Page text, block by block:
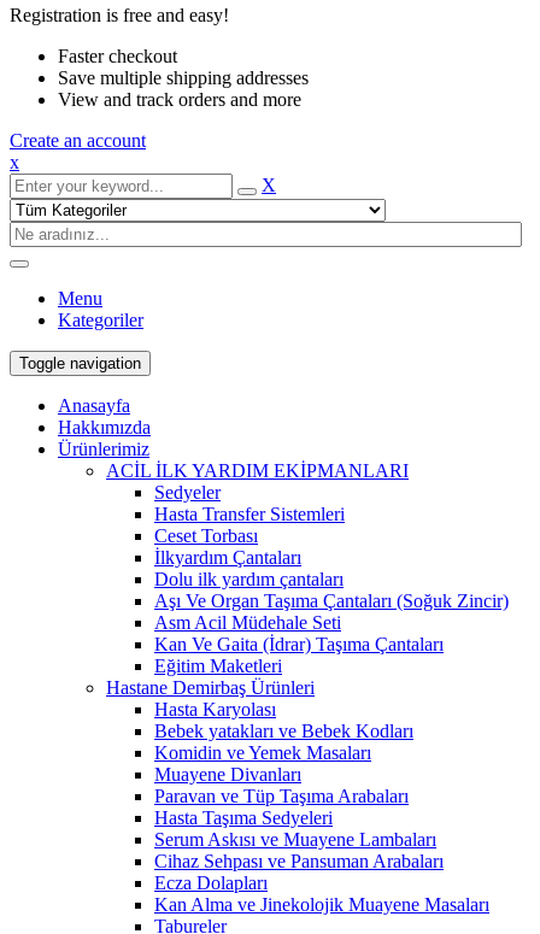
Registration is free and easy!
Faster checkout
Save multiple shipping addresses
View and track orders and more
Create an account
x
X
Menu
Kategoriler
Toggle navigation
Anasayfa
Hakkımızda
Ürünlerimiz
ACİL İLK YARDIM EKİPMANLARI
Sedyeler
Hasta Transfer Sistemleri
Ceset Torbası
İlkyardım Çantaları
Dolu ilk yardım çantaları
Aşı Ve Organ Taşıma Çantaları (Soğuk Zincir)
Asm Acil Müdehale Seti
Kan Ve Gaita (İdrar) Taşıma Çantaları
Eğitim Maketleri
Hastane Demirbaş Ürünleri
Hasta Karyolası
Bebek yatakları ve Bebek Kodları
Komidin ve Yemek Masaları
Muayene Divanları
Paravan ve Tüp Taşıma Arabaları
Hasta Taşıma Sedyeleri
Serum Askısı ve Muayene Lambaları
Cihaz Sehpası ve Pansuman Arabaları
Ecza Dolapları
Kan Alma ve Jinekolojik Muayene Masaları
Tabureler